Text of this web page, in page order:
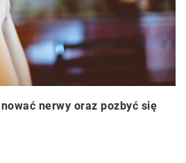
nerwy oraz pozbyć się